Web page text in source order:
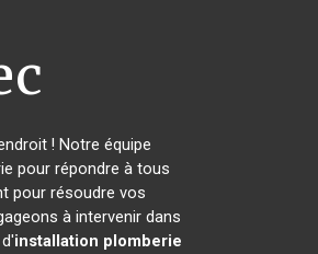
! Notre équipe
pour répondre à tous
pour résoudre vos
à intervenir dans
installation plomberie